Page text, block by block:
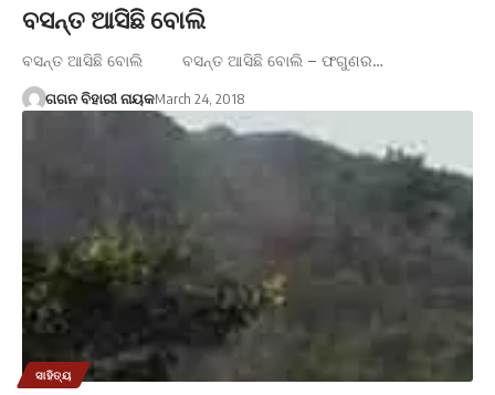
ବସନ୍ତ ଆସିଛି ବୋଲି
ବସନ୍ତ ଆସିଛି ବୋଲି ବସନ୍ତ ଆସିଛି ବୋଲି – ଫଗୁଣର…
ଗଗନ ବିହାରୀ ନାୟକMarch 24, 2018
ସାହିତ୍ୟ